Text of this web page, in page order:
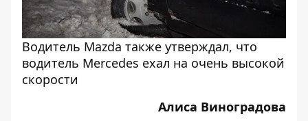
Водитель Mazda также утверждал, что
водитель Mercedes ехал на очень высокой
скорости
Алиса Виноградова